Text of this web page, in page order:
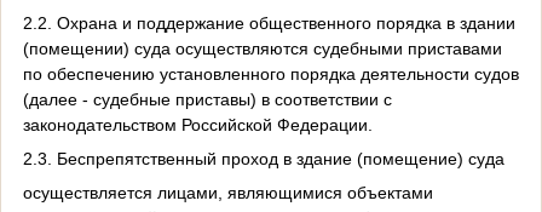
2.2. Охрана и поддержание общественного порядка в здании
(помещении) суда осуществляются судебными приставами
по обеспечению установленного порядка деятельности судов
(далее - судебные приставы) в соответствии с
законодательством Российской Федерации.
2.3. Беспрепятственный проход в здание (помещение) суда
осуществляется лицами, являющимися объектами